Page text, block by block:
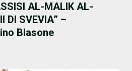
AL-MALIK AL-
DI SVEVIA” –
Blasone